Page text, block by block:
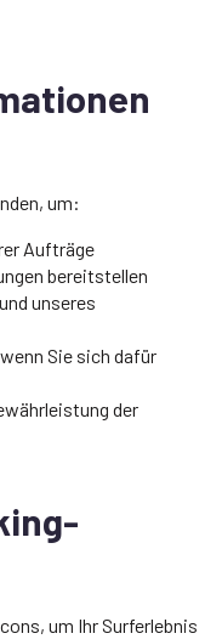
um:
Aufträge
bereitstellen
unseres
Sie sich dafür
der
um Ihr Surferlebnis